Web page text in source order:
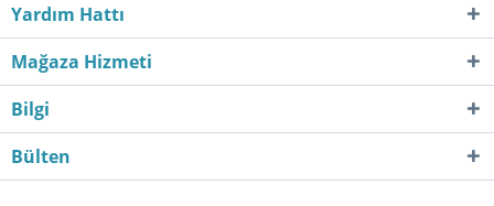
Yardım Hattı
Mağaza Hizmeti
Bilgi
Bülten